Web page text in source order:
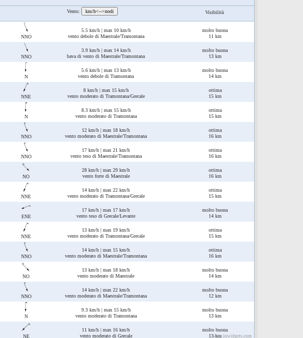
Vento: km/h<-->nodi Visibilità
NNO
5.5 km/h | max 10 km/h
vento debole di Maestrale/Tramontana
molto buona
11 km
NNO
3.9 km/h | max 14 km/h
bava di vento di Maestrale/Tramontana
molto buona
13 km
N
5.6 km/h | max 13 km/h
vento debole di Tramontana
molto buona
14 km
NNE
8 km/h | max 15 km/h
vento moderato di Tramontana/Grecale
ottima
15 km
N
8.3 km/h | max 15 km/h
vento moderato di Tramontana
ottima
15 km
NNO
12 km/h | max 18 km/h
vento moderato di Maestrale/Tramontana
ottima
16 km
NNO
17 km/h | max 21 km/h
vento teso di Maestrale/Tramontana
ottima
16 km
NO
28 km/h | max 29 km/h
vento forte di Maestrale
ottima
16 km
NNE
14 km/h | max 22 km/h
vento moderato di Tramontana/Grecale
ottima
15 km
ENE
17 km/h | max 17 km/h
vento teso di Grecale/Levante
molto buona
14 km
NNE
13 km/h | max 19 km/h
vento moderato di Tramontana/Grecale
ottima
15 km
NNO
14 km/h | max 15 km/h
vento moderato di Maestrale/Tramontana
ottima
16 km
NO
13 km/h | max 18 km/h
vento moderato di Maestrale
molto buona
14 km
NNO
14 km/h | max 22 km/h
vento moderato di Maestrale/Tramontana
molto buona
12 km
N
9.3 km/h | max 15 km/h
vento moderato di Tramontana
molto buona
13 km
NE
11 km/h | max 16 km/h
vento moderato di Grecale
molto buona
13 km
www.jqwidgets.com